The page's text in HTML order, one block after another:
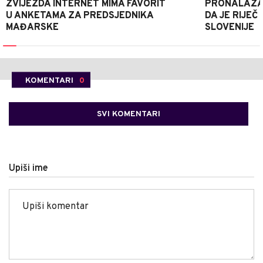
ZVIJEZDA INTERNET MIMA FAVORIT
U ANKETAMA ZA PREDSJEDNIKA
MAĐARSKE
DA JE RIJEČ
SLOVENIJE
KOMENTARI 0
SVI KOMENTARI
Upiši ime